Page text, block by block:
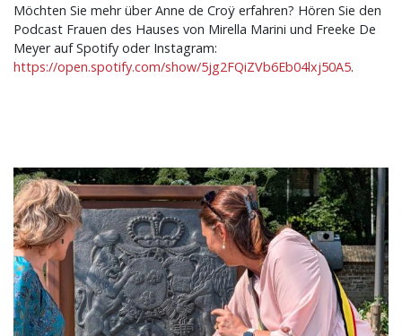
Möchten Sie mehr über Anne de Croÿ erfahren? Hören Sie den
Podcast Frauen des Hauses von Mirella Marini und Freeke De
Meyer auf Spotify oder Instagram:
https://open.spotify.com/show/5jg2FQiZVb6Eb04lxj50A5.
Bild